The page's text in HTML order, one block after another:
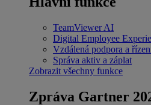
TeamViewer AI
Digital Employee
Vzdálená podpora a
Správa aktiv a záplat
Zobrazit všechny funkce
Zpráva Gartner